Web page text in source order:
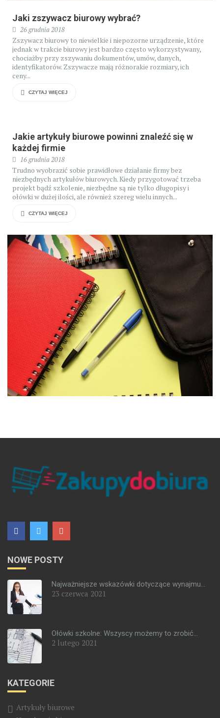
Jaki zszywacz biurowy wybrać?
26 grudnia 2018
Zszywacz biurowy to niewielkie i niepozorne urządzenie, które
jednak w trakcie biurowy jest bardzo często wykorzystywany,
chociażby przy zszywaniu dokumentów, umów, danych,
identyfikatorów. Zszywacze mają różnorakie rozmiary, ich
ceny...
CZYTAJ WIĘCEJ
Jakie artykuły biurowe powinni znaleźć się w
każdej firmie
16 grudnia 2018
Trudno wyobrazić sobie prawidłowe działanie firmy bez
niezbędnych artykułów biurowych. Kiedy przygotować trzeba
projekt bądź szkolenie, niezbędne są nie tylko długopisy i
ołówki w dużej ilości, ale również szereg wielu innych...
CZYTAJ WIĘCEJ
NOWE POSTY
Najważniejsze wskazówki dotyczące wynajmu...
23 czerwca 2021
Ołówki szkolne: Wszyscy możemy to zrobić...
2 lutego 2021
KATEGORIE
Artykuły biurowe